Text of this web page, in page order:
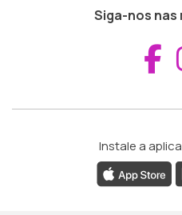
Siga-nos nas
Instale a